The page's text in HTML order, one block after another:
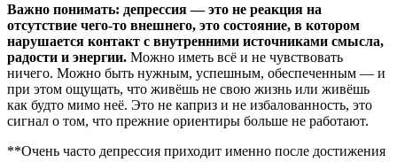
Важно понимать: депрессия — это не реакция на
отсутствие чего-то внешнего, это состояние, в котором
нарушается контакт с внутренними источниками смысла,
радости и энергии. Можно иметь всё и не чувствовать
ничего. Можно быть нужным, успешным, обеспеченным — и
при этом ощущать, что живёшь не свою жизнь или живёшь
как будто мимо неё. Это не каприз и не избалованность, это
сигнал о том, что прежние ориентиры больше не работают.
**Очень часто депрессия приходит именно после достижения